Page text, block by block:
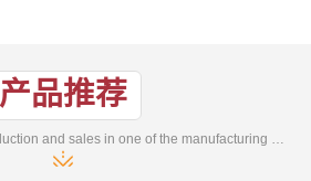
产品推荐